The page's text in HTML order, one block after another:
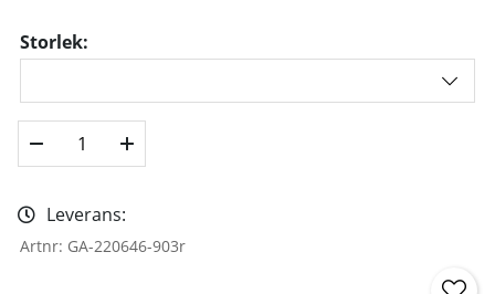
Storlek:
Leverans:
Artnr: GA-220646-903r